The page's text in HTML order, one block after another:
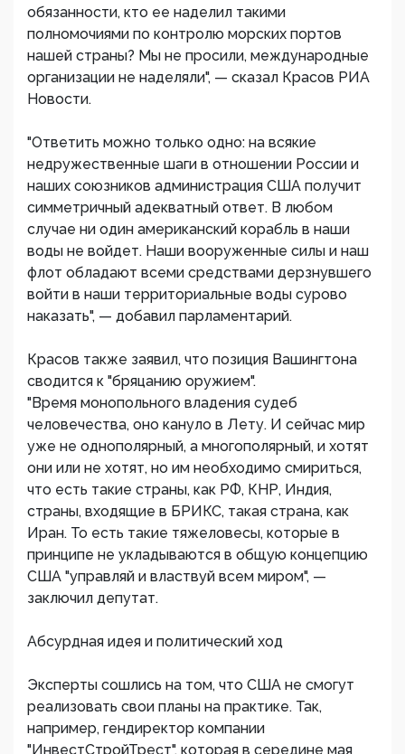
обязанности, кто ее наделил такими
полномочиями по контролю морских портов
нашей страны? Мы не просили, международные
организации не наделяли", — сказал Красов РИА
Новости.
"Ответить можно только одно: на всякие
недружественные шаги в отношении России и
наших союзников администрация США получит
симметричный адекватный ответ. В любом
случае ни один американский корабль в наши
воды не войдет. Наши вооруженные силы и наш
флот обладают всеми средствами дерзнувшего
войти в наши территориальные воды сурово
наказать", — добавил парламентарий.
Красов также заявил, что позиция Вашингтона
сводится к "бряцанию оружием".
"Время монопольного владения судеб
человечества, оно кануло в Лету. И сейчас мир
уже не однополярный, а многополярный, и хотят
они или не хотят, но им необходимо смириться,
что есть такие страны, как РФ, КНР, Индия,
страны, входящие в БРИКС, такая страна, как
Иран. То есть такие тяжеловесы, которые в
принципе не укладываются в общую концепцию
США "управляй и властвуй всем миром", —
заключил депутат.
Абсурдная идея и политический ход
Эксперты сошлись на том, что США не смогут
реализовать свои планы на практике. Так,
например, гендиректор компании
"ИнвестСтройТрест", которая в середине мая